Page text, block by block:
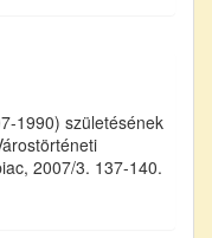
1990) születésének
2007/3. 137-140.